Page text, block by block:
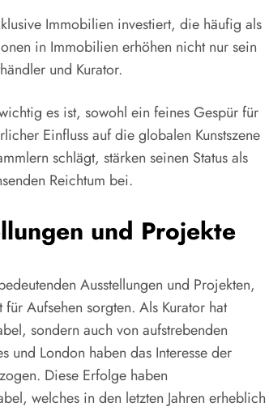
Immobilien investiert, die häufig als
in Immobilien erhöhen nicht nur sein
und Kurator.
es ist, sowohl ein feines Gespür für
Einfluss auf die globalen Kunstszene
schlägt, stärken seinen Status als
Reichtum bei.
und Projekte
Ausstellungen und Projekten,
Aufsehen sorgten. Als Kurator hat
sondern auch von aufstrebenden
und London haben das Interesse der
Diese Erfolge haben
welches in den letzten Jahren erheblich